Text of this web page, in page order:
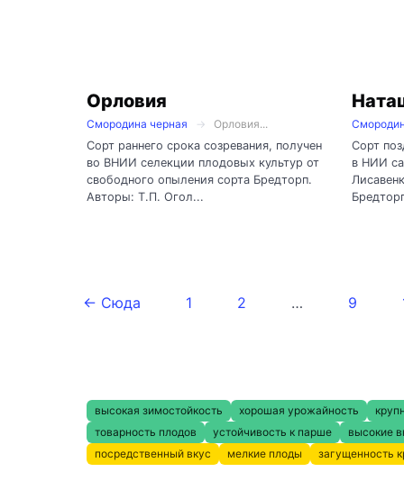
Орловия
Смородина черная
Орловия...
Сорт раннего срока созревания, получен
во ВНИИ селекции плодовых культур от
свободного опыления сорта Бредторп.
Авторы: Т.П. Огол...
Сорт
в НИИ
← Сюда 1 2 … 9
высокая зимостойкость хорошая урожайность
товарность плодов
устойчивость к парше высокие
посредственный вкус
мелкие плоды загущенность